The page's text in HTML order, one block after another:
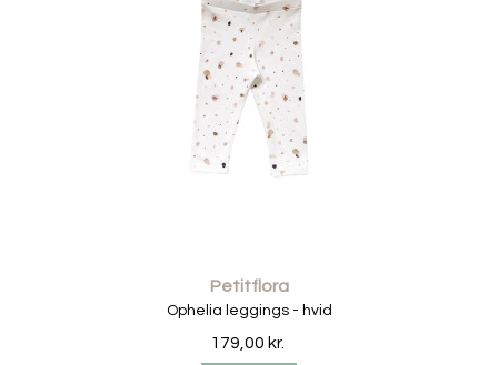
Ved benåbningerne er der en smal elastik, som skaber en
let og klassisk poseeffekt. Det giver et sødt og tidløst
babylook, uden at gå på kompromis med komforten.
Den lette bomuldskvalitet gør dem særligt velegnede til
varme sommerdage, hvor huden har brug for at kunne
ånde. Samtidig fungerer de perfekt i de køligere
🌿 MATERIALER OG KOMFORT
Petitflora
Ophelia leggings - hvid
179,00 kr.